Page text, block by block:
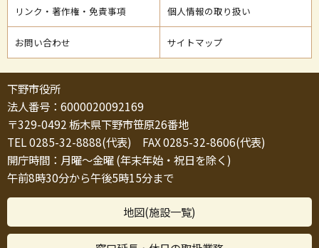
リンク・著作権・免責事項 個人情報の取り扱い
お問い合わせ サイトマップ
下野市役所
法人番号：6000020092169
〒329-0492 栃木県下野市笹原26番地
TEL 0285-32-8888(代表) FAX 0285-32-8606(代表)
開庁時間：月曜～金曜 (年末年始・祝日を除く)
午前8時30分から午後5時15分まで
地図(施設一覧)